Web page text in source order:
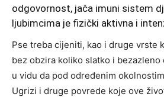
odgovornost, jača imuni sistem
ljubimcima je fizički aktivna i
Pse treba cijeniti, kao i druge vrste
bez obzira koliko slatko i
u vidu da pod određenim
Ugrizi i druge povrede koje ove